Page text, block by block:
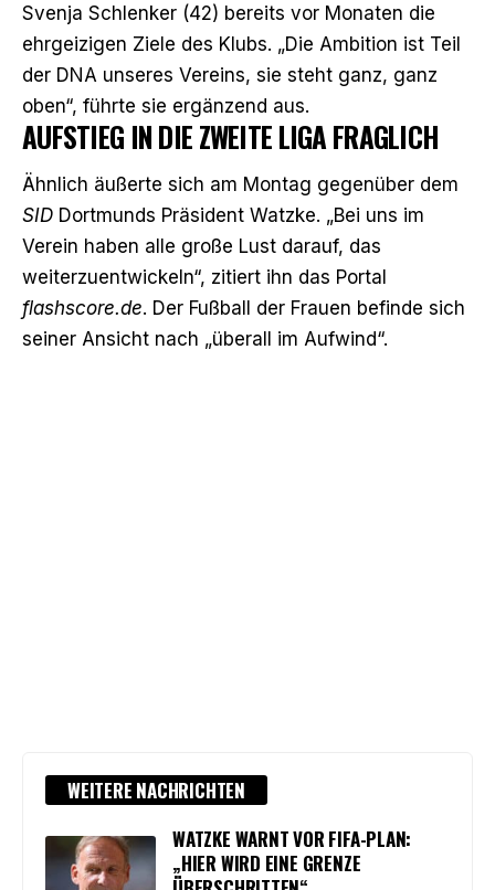
Svenja Schlenker (42) bereits vor Monaten die
ehrgeizigen Ziele des Klubs. „Die Ambition ist Teil
der DNA unseres Vereins, sie steht ganz, ganz
oben“, führte sie ergänzend aus.
AUFSTIEG IN DIE ZWEITE LIGA FRAGLICH
Ähnlich äußerte sich am Montag gegenüber dem
SID Dortmunds Präsident Watzke. „Bei uns im
Verein haben alle große Lust darauf, das
weiterzuentwickeln“, zitiert ihn das Portal
flashscore.de. Der Fußball der Frauen befinde sich
seiner Ansicht nach „überall im Aufwind“.
WEITERE NACHRICHTEN
WATZKE WARNT VOR FIFA-PLAN:
„HIER WIRD EINE GRENZE